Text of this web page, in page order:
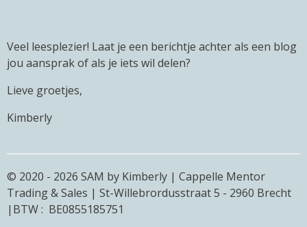
Veel leesplezier! Laat je een berichtje achter als een blog
jou aansprak of als je iets wil delen?
Lieve groetjes,
Kimberly
© 2020 - 2026 SAM by Kimberly | Cappelle Mentor
Trading & Sales | St-Willebrordusstraat 5 - 2960 Brecht
|BTW : BE0855185751